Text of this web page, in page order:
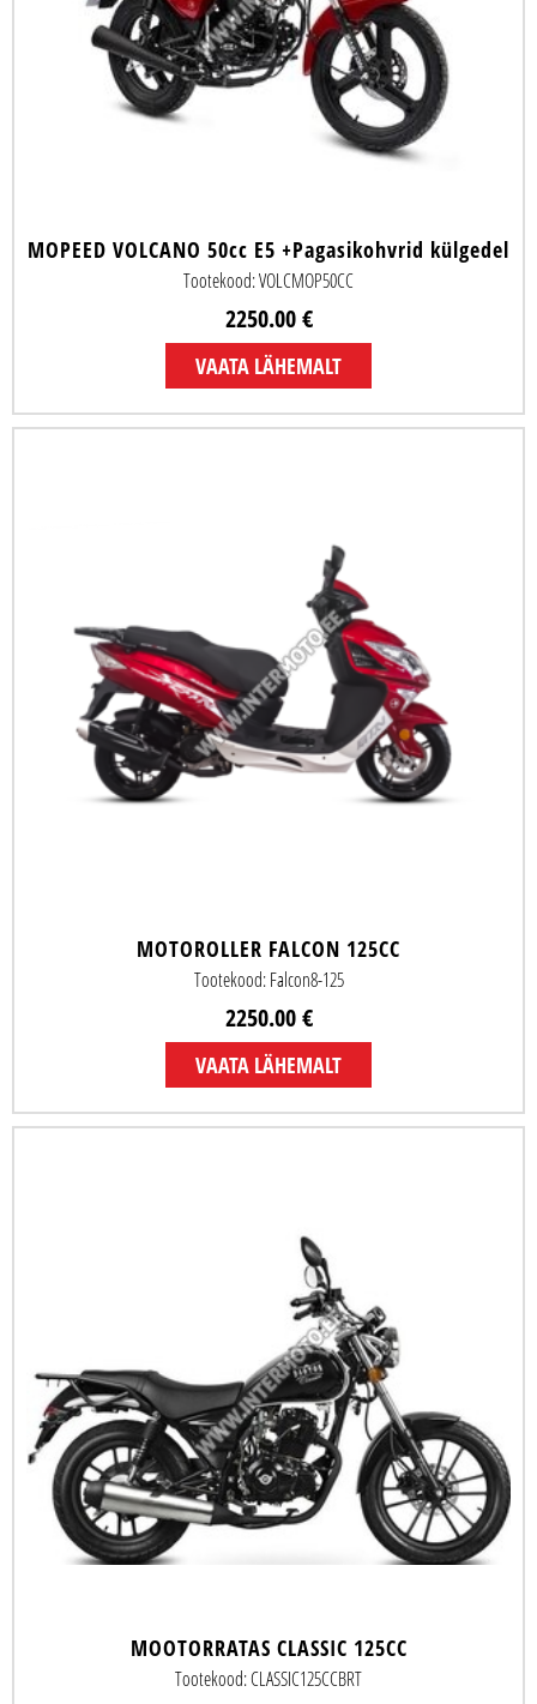
MOPEED VOLCANO 50cc E5 +Pagasikohvrid külgedel
Tootekood: VOLCMOP50CC
2250.00 €
VAATA LÄHEMALT
MOTOROLLER FALCON 125CC
Tootekood: Falcon8-125
2250.00 €
VAATA LÄHEMALT
MOOTORRATAS CLASSIC 125CC
Tootekood: CLASSIC125CCBRT